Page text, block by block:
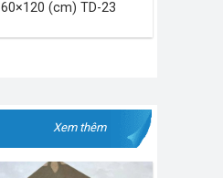
60×120 (cm) TD-23
Xem thêm